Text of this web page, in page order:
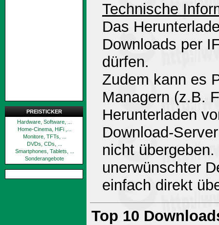
PREISTICKER
Hardware, Software, ...
Home-Cinema, HiFi ,...
Monitore, TFTs, ...
DVDs, CDs, ...
Smartphones, Tablets, ...
Sonderangebote
Technische
Das
Downloads per
dürfen.
Zudem kann es
Managern (z.B.
Herunterladen
Download-
nicht
unerwünschter
einfach direkt
Top 10